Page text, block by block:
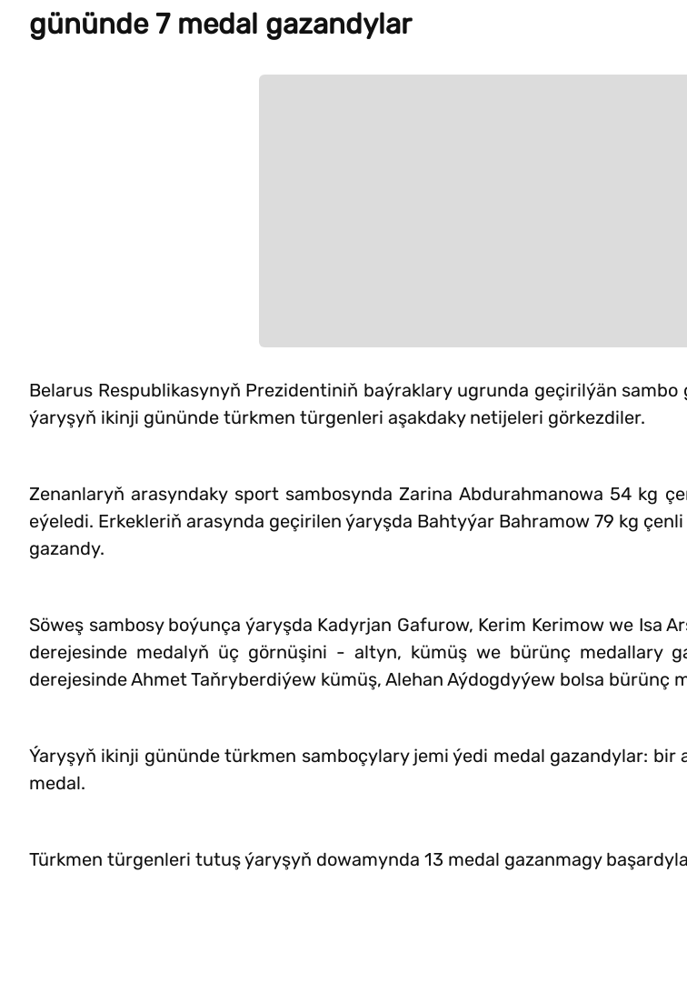
gününde 7 medal gazandylar
Belarus Respublikasynyň Prezidentiniň baýraklary ugrunda geçirilýän
ýaryşyň ikinji gününde türkmen türgenleri aşakdaky netijeleri görkezdiler.
Zenanlaryň arasyndaky sport sambosynda Zarina Abdurahmanowa 54 kg
eýeledi. Erkekleriň arasynda geçirilen ýaryşda Bahtyýar Bahramow 79 kg
gazandy.
Söweş sambosy boýunça ýaryşda Kadyrjan Gafurow, Kerim Kerimow we Isa
derejesinde medalyň üç görnüşini - altyn, kümüş we bürünç medallary
derejesinde Ahmet Taňryberdiýew kümüş, Alehan Aýdogdyýew bolsa bürünç
Ýaryşyň ikinji gününde türkmen samboçylary jemi ýedi medal gazandylar: bir
medal.
Türkmen türgenleri tutuş ýaryşyň dowamynda 13 medal gazanmagy